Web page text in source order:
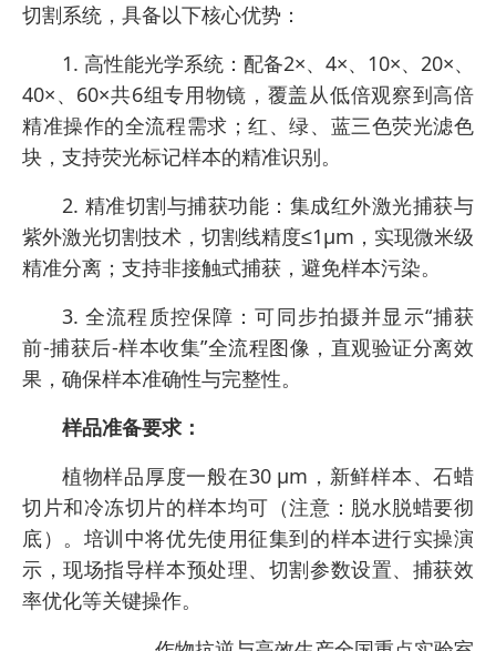
切割系统，具备以下核心优势：
1. 高性能光学系统：配备2×、4×、10×、20×、
40×、60×共6组专用物镜，覆盖从低倍观察到高倍
精准操作的全流程需求；红、绿、蓝三色荧光滤色
块，支持荧光标记样本的精准识别。
2. 精准切割与捕获功能：集成红外激光捕获与
紫外激光切割技术，切割线精度≤1µm，实现微米级
精准分离；支持非接触式捕获，避免样本污染。
3. 全流程质控保障：可同步拍摄并显示“捕获
前-捕获后-样本收集”全流程图像，直观验证分离效
果，确保样本准确性与完整性。
样品准备要求：
植物样品厚度一般在30 μm，新鲜样本、石蜡
切片和冷冻切片的样本均可（注意：脱水脱蜡要彻
底）。培训中将优先使用征集到的样本进行实操演
示，现场指导样本预处理、切割参数设置、捕获效
率优化等关键操作。